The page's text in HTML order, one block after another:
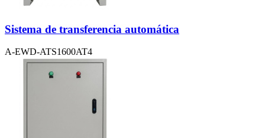
Sistema de transferencia automática
A-EWD-ATS1600AT4